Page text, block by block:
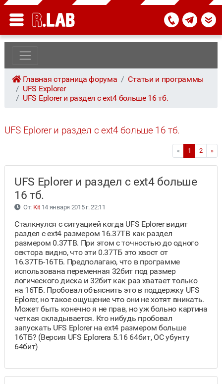
Главная страница форума
Статьи и программы
UFS Explorer
UFS Eplorer и раздел с ext4 больше 16 тб.
UFS Eplorer и раздел с ext4 больше 16 тб.
« 1 2 »
UFS Eplorer и раздел с ext4 больше
16 тб.
От: Kit14 января 2015 г. 22:11
Сталкнулся с ситуацией когда UFS Eplorer видит
раздел с ext4 размером 16.37TB как раздел
размером 0.37TB. При этом с точностью до одного
сектора видно, что эти 0.37ТБ это хвост от
16.37ТБ-16ТБ. Предполагаю, что в программе
использована переменная 32бит под размер
логического диска и 32бит как раз хватает только
на 16ТБ. Пробовал объяснить это в поддержку UFS
Eplorer, но такое ощущение что они не хотят вникать.
Может быть конечно я не прав, но уж больно картина
четкая складывается. Кто нибудь пробовал
запускать UFS Eplorer на ext4 размером больше
16ТБ? (Версия UFS Eplorerа 5.16 64бит, ОС убунту
64бит)